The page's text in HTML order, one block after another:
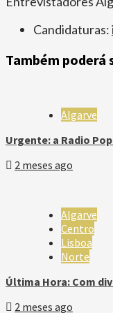
Candidaturas:
Também
Algarve
Urgente: a Radio
2 meses ago
Algarve
Centro
Lisboa
Norte
Última Hora: Com
2 meses ago